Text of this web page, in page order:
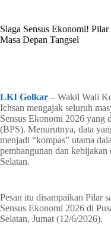
Siaga Sensus Ekonomi!
Masa Depan Tangsel
LKI Golkar – Wakil Wali
Ichsan mengajak seluruh
Sensus Ekonomi 2026 yang
(BPS). Menurutnya, data
menjadi “kompas” utama
pembangunan dan
Selatan.
Pesan itu disampaikan Pilar
Sensus Ekonomi 2026 di
Selatan, Jumat (12/6/2026).